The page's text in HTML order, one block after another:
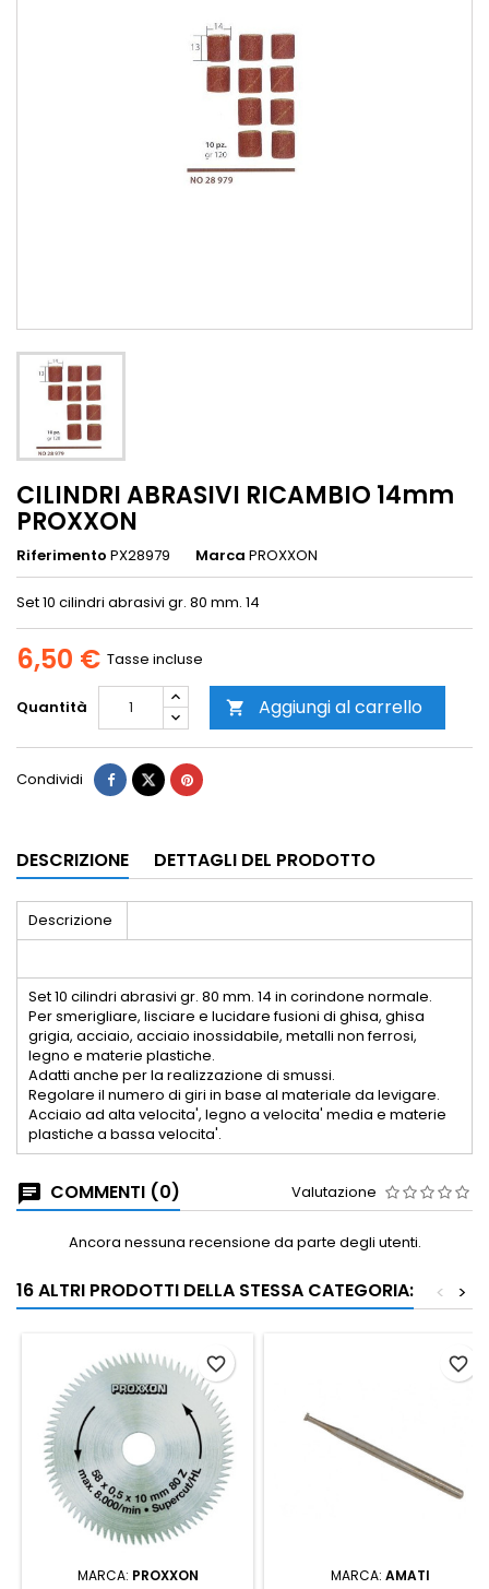
CILINDRI ABRASIVI RICAMBIO 14mm
PROXXON
Riferimento PX28979 Marca PROXXON
Set 10 cilindri abrasivi gr. 80 mm. 14
6,50 € Tasse incluse
Quantità  Aggiungi al carrello
Condividi
DESCRIZIONE DETTAGLI DEL PRODOTTO
Descrizione
Set 10 cilindri abrasivi gr. 80 mm. 14 in corindone normale.
Per smerigliare, lisciare e lucidare fusioni di ghisa, ghisa
grigia, acciaio, acciaio inossidabile, metalli non ferrosi,
legno e materie plastiche.
Adatti anche per la realizzazione di smussi.
Regolare il numero di giri in base al materiale da levigare.
Acciaio ad alta velocita', legno a velocita' media e materie
plastiche a bassa velocita'.
COMMENTI (0) Valutazione
Ancora nessuna recensione da parte degli utenti.
16 ALTRI PRODOTTI DELLA STESSA CATEGORIA: >
<
MARCA: PROXXON
favorite_border
MARCA: AMATI
favorite_border